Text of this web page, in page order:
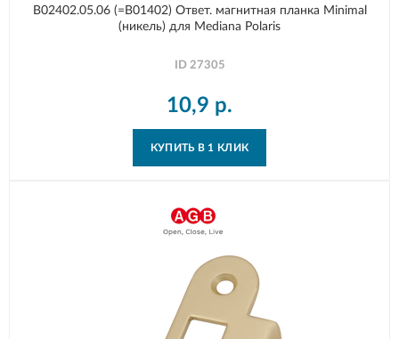
B02402.05.06 (=B01402) Ответ. магнитная планка Minimal
(никель) для Mediana Polaris
ID 27305
10,9 р.
КУПИТЬ В 1 КЛИК